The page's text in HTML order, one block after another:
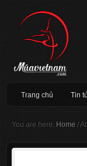
Trang chủ Tin
You are here: Home /